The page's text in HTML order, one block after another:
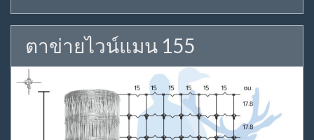
ตาข่ายไวน์แมน 155